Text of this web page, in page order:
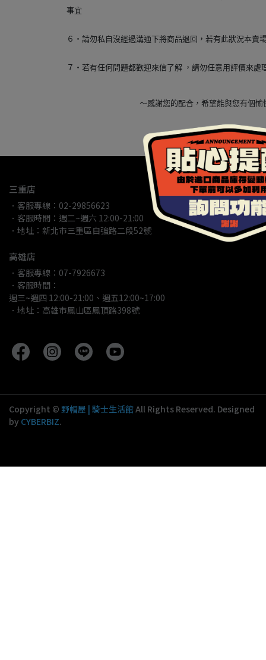
事宜
６‧請勿私自沒經過溝通下將商品退回，若有此狀況本賣
７‧若有任何問題都歡迎來信了解 ，請勿任意用評價來處
～感謝您的配合，希望能與您有個
三重店
．客服專線：02-29856623
．客服時間：週二~週六 12:00-21:00
．地址：新北市三重區自強路二段52號
高雄店
．客服專線：07-7926673
．客服時間：
週三~週四 12:00-21:00、週五12:00~17:00
．地址：高雄市鳳山區鳳頂路398號
Copyright © 野帽屋 | 騎士生活館All Rights Reserved. Designed
by CYBERBIZ.